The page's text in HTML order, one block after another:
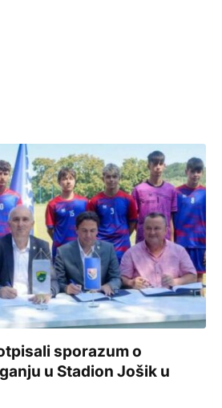
sporazum o
u Stadion Jošik u